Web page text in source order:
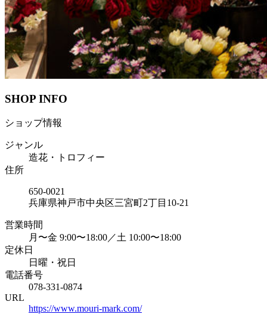
SHOP INFO
ショップ情報
ジャンル
造花・トロフィー
住所
650-0021
兵庫県神戸市中央区三宮町2丁目10-21
営業時間
月〜金 9:00〜18:00／土 10:00〜18:00
定休日
日曜・祝日
電話番号
078-331-0874
URL
https://www.mouri-mark.com/